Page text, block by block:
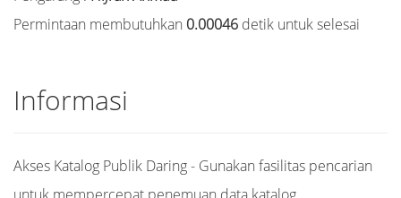
Permintaan membutuhkan 0.00046 detik untuk selesai
Informasi
Akses Katalog Publik Daring - Gunakan fasilitas pencarian